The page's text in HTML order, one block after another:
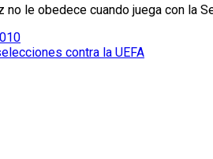
le obedece cuando juega con la
contra la UEFA